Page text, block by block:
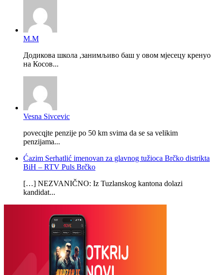
М.М
Додикова школа ,занимљиво баш у овом мјесецу кренуо
на Косов...
Vesna Sivcevic
povecqjte penzije po 50 km svima da se sa velikim
penzijama...
Ćazim Serhatlić imenovan za glavnog tužioca Brčko distrikta
BiH – RTV Puls Brčko
[…] NEZVANIČNO: Iz Tuzlanskog kantona dolazi
kandidat...